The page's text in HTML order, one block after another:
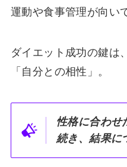
運動や食事管理が向い
ダイエット成功の鍵は
「自分との相性」。
性格に合わせ
続き、結果に